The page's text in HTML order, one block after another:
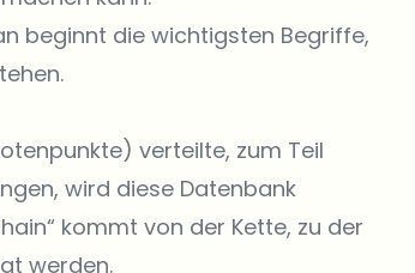
beginnt die wichtigsten Begriffe,
verteilte, zum Teil
wird diese Datenbank
kommt von der Kette, zu der
werden.